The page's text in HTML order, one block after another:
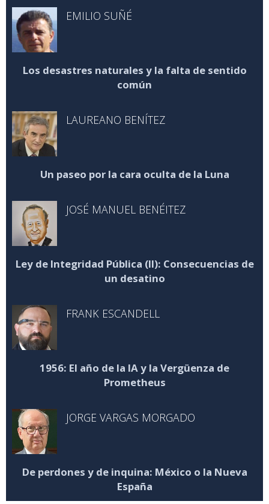
EMILIO SUÑÉ
Los desastres naturales y la falta de sentido
común
LAUREANO BENÍTEZ
Un paseo por la cara oculta de la Luna
JOSÉ MANUEL BENÉITEZ
Ley de Integridad Pública (II): Consecuencias de
un desatino
FRANK ESCANDELL
1956: El año de la IA y la Vergüenza de
Prometheus
JORGE VARGAS MORGADO
De perdones y de inquina: México o la Nueva
España